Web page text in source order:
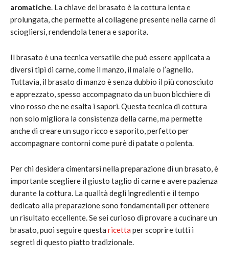
aromatiche. La chiave del brasato è la cottura lenta e
prolungata, che permette al collagene presente nella carne di
sciogliersi, rendendola tenera e saporita.
Il brasato è una tecnica versatile che può essere applicata a
diversi tipi di carne, come il manzo, il maiale o l’agnello.
Tuttavia, il brasato di manzo è senza dubbio il più conosciuto
e apprezzato, spesso accompagnato da un buon bicchiere di
vino rosso che ne esalta i sapori. Questa tecnica di cottura
non solo migliora la consistenza della carne, ma permette
anche di creare un sugo ricco e saporito, perfetto per
accompagnare contorni come purè di patate o polenta.
Per chi desidera cimentarsi nella preparazione di un brasato, è
importante scegliere il giusto taglio di carne e avere pazienza
durante la cottura. La qualità degli ingredienti e il tempo
dedicato alla preparazione sono fondamentali per ottenere
un risultato eccellente. Se sei curioso di provare a cucinare un
brasato, puoi seguire questa ricetta per scoprire tutti i
segreti di questo piatto tradizionale.